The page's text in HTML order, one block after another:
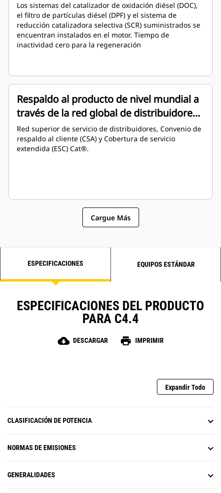
Los sistemas del catalizador de oxidación diésel (DOC),
el filtro de partículas diésel (DPF) y el sistema de
reducción catalizadora selectiva (SCR) suministrados se
encuentran instalados en el motor. Tiempo de
inactividad cero para la regeneración
Respaldo al producto de nivel mundial a
través de la red global de distribuidores
Cat
Red superior de servicio de distribuidores, Convenio de
respaldo al cliente (CSA) y Cobertura de servicio
extendida (ESC) Cat®.
Cargue Más
ESPECIFICACIONES EQUIPOS ESTÁNDAR
ESPECIFICACIONES DEL PRODUCTO
PARA C4.4
cloud_download DESCARGAR print IMPRIMIR
Expandir Todo
CLASIFICACIÓN DE POTENCIA
NORMAS DE EMISIONES
GENERALIDADES